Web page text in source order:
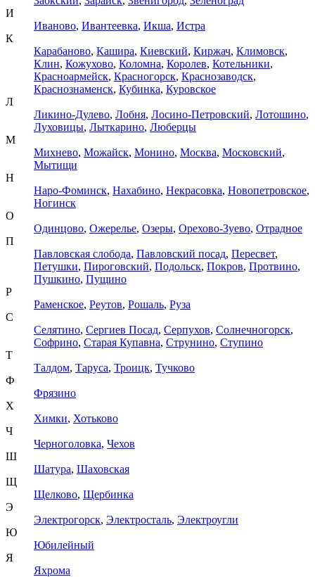
И
Иваново, Ивантеевка, Икша, Истра
К
Карабаново, Кашира, Киевский, Киржач, Климовск,
Клин, Кожухово, Коломна, Королев, Котельники,
Красноармейск, Красногорск, Краснозаводск,
Краснознаменск, Кубинка, Куровское
Л
Ликино-Дулево, Лобня, Лосино-Петровский, Лотошино,
Луховицы, Лыткарино, Люберцы
М
Михнево, Можайск, Монино, Москва, Московский,
Мытищи
Н
Наро-Фоминск, Нахабино, Некрасовка, Новопетровское,
Ногинск
О
Одинцово, Ожерелье, Озеры, Орехово-Зуево, Отрадное
П
Павловская слобода, Павловский посад, Пересвет,
Петушки, Пироговский, Подольск, Покров, Протвино,
Пушкино, Пущино
Р
Раменское, Реутов, Рошаль, Руза
С
Селятино, Сергиев Посад, Серпухов, Солнечногорск,
Софрино, Старая Купавна, Струнино, Ступино
Т
Талдом, Таруса, Троицк, Тучково
Ф
Фрязино
Х
Химки, Хотьково
Ч
Черноголовка, Чехов
Ш
Шатура, Шаховская
Щ
Щелково, Щербинка
Э
Электрогорск, Электросталь, Электроугли
Ю
Юбилейный
Я
Яхрома